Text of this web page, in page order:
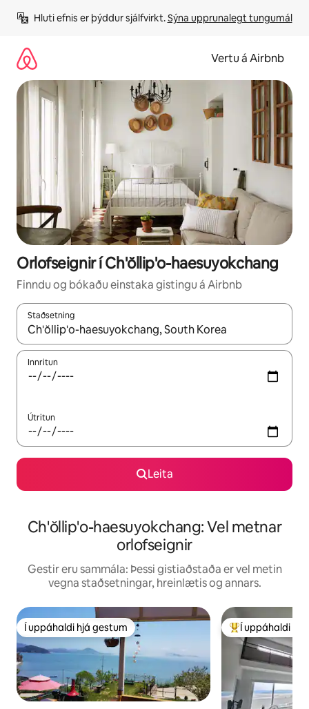
beint
Hluti efnis er þýddur sjálfvirkt. Sýna upprunalegt tungumál
Vertu á Airbnb
Orlofseignir í Ch'ŏllip'o-haesuyokchang
Finndu og bókaðu einstaka gistingu á Airbnb
Staðsetning
Þegar niðurstöður liggja fyrir skaltu nota upp og niður
Innritun
Útritun
Leita
Ch'ŏllip'o-haesuyokchang: Vel metnar
orlofseignir
Gestir eru sammála: Þessi gistiaðstaða er vel metin
vegna staðsetningar, hreinlætis og annars.
Í uppáhaldi hjá gestum
Í uppáhaldi hjá gestum Í mestu
Í uppáhaldi